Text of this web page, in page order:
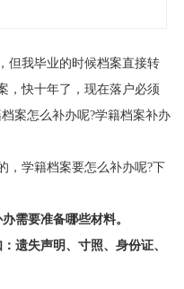
但我毕业的时候档案直接转
，快十年了，现在落户必须
案怎么补办呢?学籍档案补办
，学籍档案要怎么补办呢?下
需要准备哪些材料。
遗失声明、寸照、身份证、